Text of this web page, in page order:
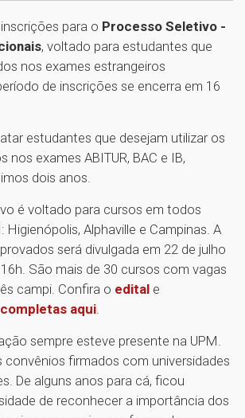
para o Processo Seletivo -
, voltado para estudantes que
nos exames estrangeiros
de inscrições se encerra em 16
estudantes que desejam utilizar os
nos exames ABITUR, BAC e IB,
dois anos.
é voltado para cursos em todos
Higienópolis, Alphaville e Campinas. A
será divulgada em 22 de julho
São mais de 30 cursos com vagas
campi. Confira o edital e
aqui.
sempre esteve presente na UPM.
convênios firmados com universidades
De alguns anos para cá, ficou
de reconhecer a importância dos